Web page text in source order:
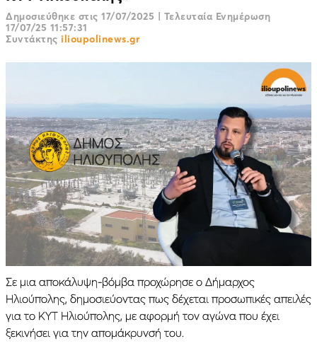
Δημοσιεύθηκε στις 17/07/2025 | Τελευταία Ενημέρωση
17/07/25 11:57:31
Συντάκτης ilioupolinews.gr
Σε μια αποκάλυψη-βόμβα προχώρησε ο Δήμαρχος
Ηλιούπολης, δημοσιεύοντας πως δέχεται προσωπικές απειλές
για το ΚΥΤ Ηλιούπολης, με αφορμή τον αγώνα που έχει
ξεκινήσει για την απομάκρυνσή του.